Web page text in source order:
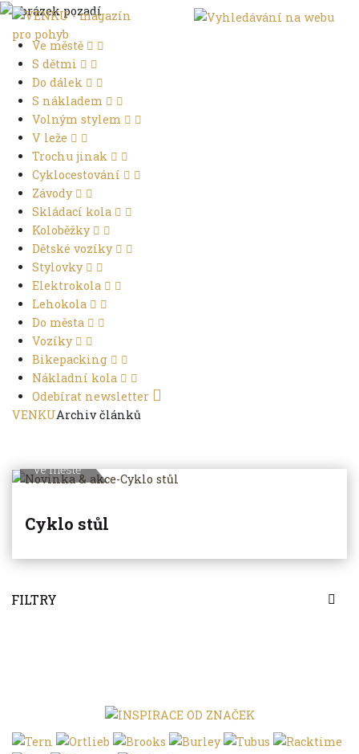
Ve městě
S dětmi
Do dálek
S nákladem
Volným stylem
V leže
Trochu jinak
Cyklocestování
Závody
Skládací kola
Koloběžky
Dětské vozíky
Stylovky
Elektrokola
Lehokola
Do města
Vozíky
Bikepacking
Nákladní kola
Odebírat newsletter
VENKUArchiv článků
FILTRY
Ve městě
Cyklo stůl